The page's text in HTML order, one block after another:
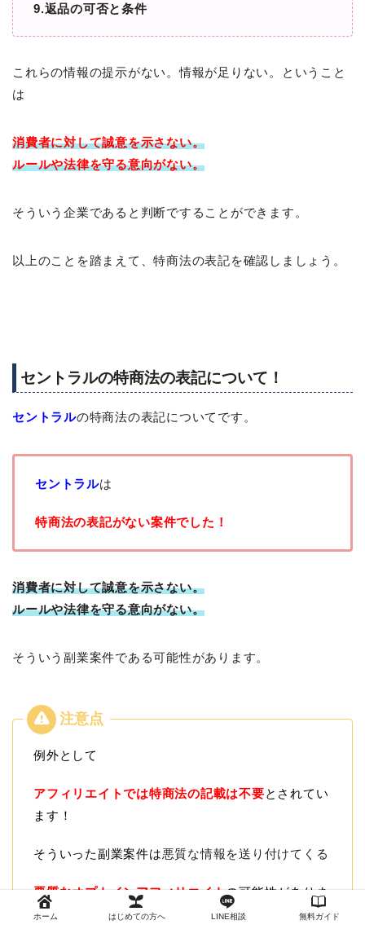
9.返品の可否と条件
これらの情報の提示がない。情報が足りない。ということ
は
消費者に対して誠意を示さない。
ルールや法律を守る意向がない。
そういう企業であると判断ですることができます。
以上のことを踏まえて、特商法の表記を確認しましょう。
セントラルの特商法の表記について！
セントラルの特商法の表記についてです。
セントラルは
特商法の表記がない案件でした！
消費者に対して誠意を示さない。
ルールや法律を守る意向がない。
そういう副業案件である可能性があります。
例外として
アフィリエイトでは特商法の記載は不要とされてい
ます！
そういった副業案件は悪質な情報を送り付けてくる
悪質なオプトインアフィリエイトの可能性がありま
すので
ホーム はじめての方へ LINE相談 無料ガイド